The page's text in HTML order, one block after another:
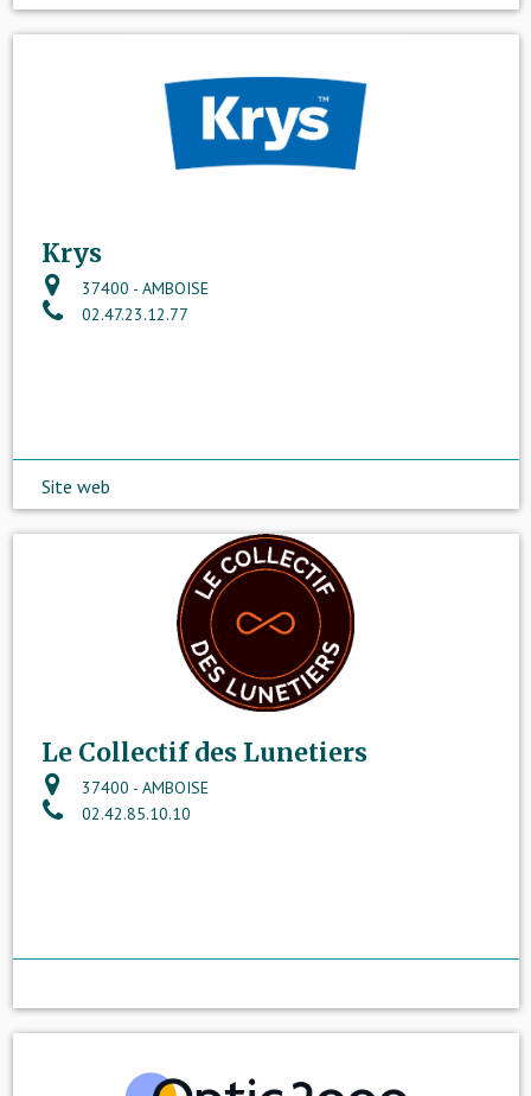
Krys
37400 - AMBOISE
02.47.23.12.77
Site web
Le Collectif des Lunetiers
37400 - AMBOISE
02.42.85.10.10